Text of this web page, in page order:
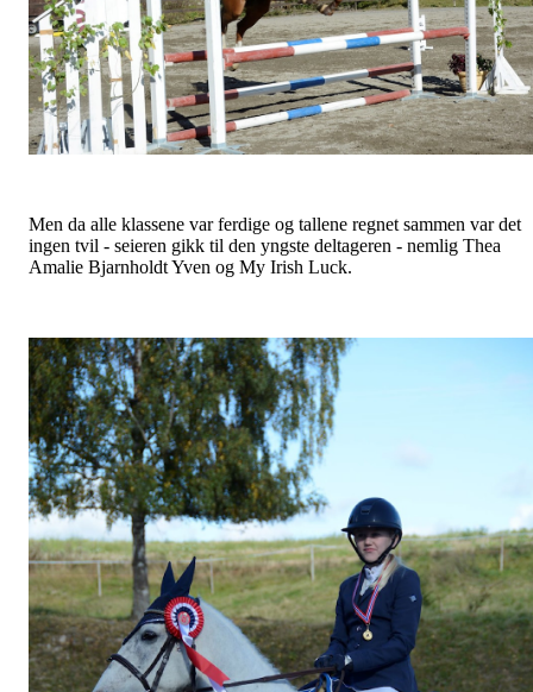
Men da alle klassene var ferdige og tallene regnet sammen var det
ingen tvil - seieren gikk til den yngste deltageren - nemlig Thea
Amalie Bjarnholdt Yven og My Irish Luck.